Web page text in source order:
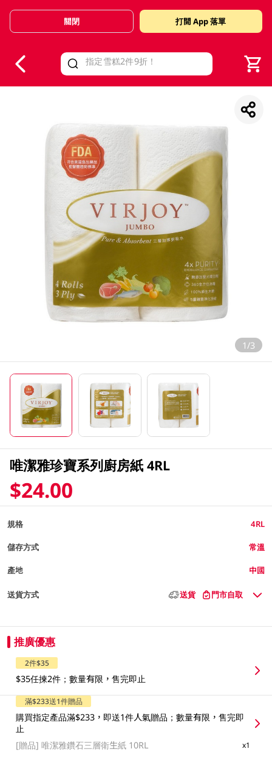
Valid Until 30 June 2026
關閉 打開 App 落單
1/3
唯潔雅珍寶系列廚房紙 4RL
$24.00
規格 4RL
儲存方式 常溫
產地 中國
送貨方式 送貨 門市自取
推廣優惠
2件$35
$35任揀2件；數量有限，售完即止
滿$233送1件贈品
購買指定產品滿$233，即送1件人氣贈品；數量有限，售完即
止
[贈品]唯潔雅鑽石三層衛生紙 10RL x1